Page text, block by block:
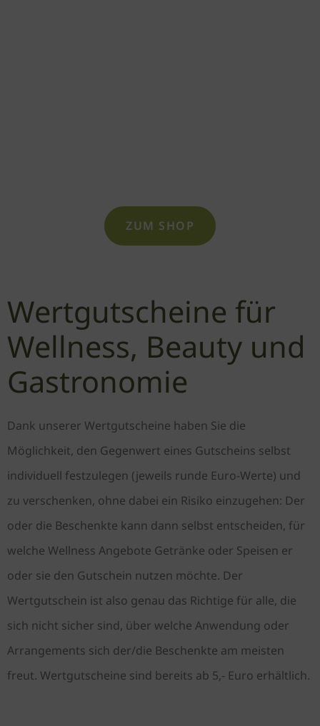
ZUM SHOP
Wertgutscheine für
Wellness, Beauty und
Gastronomie
Dank unserer Wertgutscheine haben Sie die
Möglichkeit, den Gegenwert eines Gutscheins selbst
individuell festzulegen (jeweils runde Euro-Werte) und
zu verschenken, ohne dabei ein Risiko einzugehen: Der
oder die Beschenkte kann dann selbst entscheiden, für
welche Wellness Angebote Getränke oder Speisen er
oder sie den Gutschein nutzen möchte. Der
Wertgutschein ist also genau das Richtige für alle, die
sich nicht sicher sind, über welche Anwendung oder
Arrangements sich der/die Beschenkte am meisten
freut. Wertgutscheine sind bereits ab 5,- Euro erhältlich.